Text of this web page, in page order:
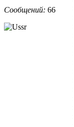
Сообщений: 66